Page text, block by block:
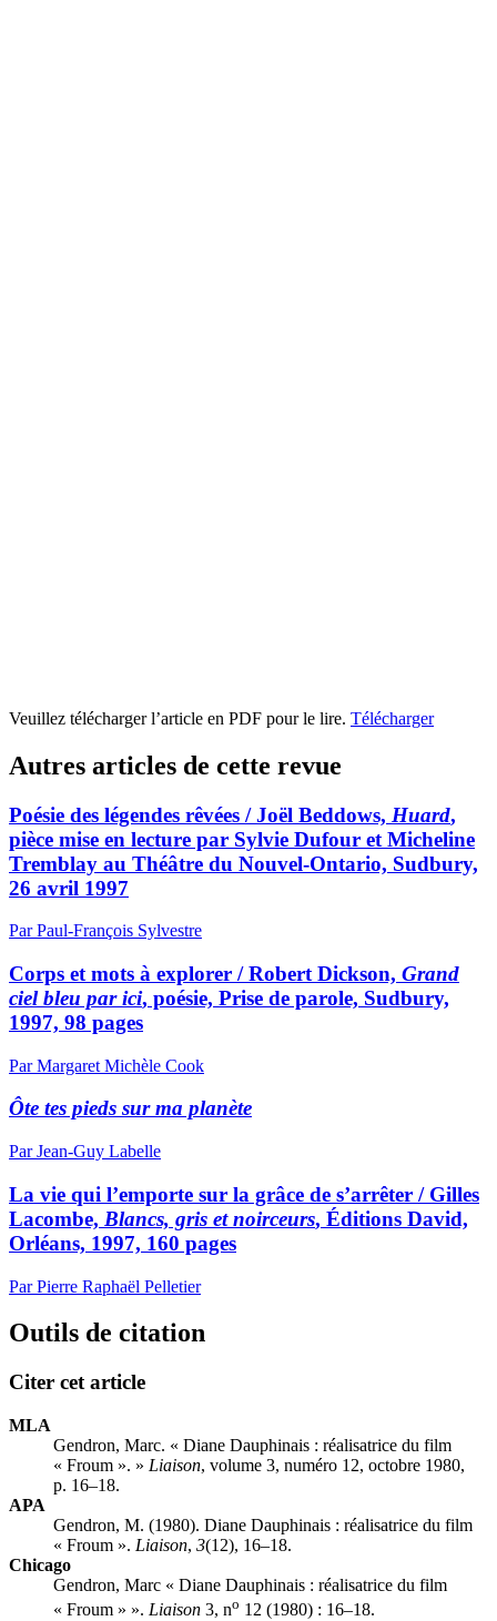
Veuillez télécharger l’article en PDF pour le lire. Télécharger
Autres articles de cette revue
Poésie des légendes rêvées / Joël Beddows, Huard,
pièce mise en lecture par Sylvie Dufour et Micheline
Tremblay au Théâtre du Nouvel-Ontario, Sudbury,
26 avril 1997
Par Paul-François Sylvestre
Corps et mots à explorer / Robert Dickson, Grand
ciel bleu par ici, poésie, Prise de parole, Sudbury,
1997, 98 pages
Par Margaret Michèle Cook
Ôte tes pieds sur ma planète
Par Jean-Guy Labelle
La vie qui l’emporte sur la grâce de s’arrêter / Gilles
Lacombe, Blancs, gris et noirceurs, Éditions David,
Orléans, 1997, 160 pages
Par Pierre Raphaël Pelletier
Outils de citation
Citer cet article
MLA
Gendron, Marc. « Diane Dauphinais : réalisatrice du film
« Froum ». » Liaison, volume 3, numéro 12, octobre 1980,
p. 16–18.
APA
Gendron, M. (1980). Diane Dauphinais : réalisatrice du film
« Froum ». Liaison, 3(12), 16–18.
Chicago
Gendron, Marc « Diane Dauphinais : réalisatrice du film
« Froum » ». Liaison 3, no 12 (1980) : 16–18.